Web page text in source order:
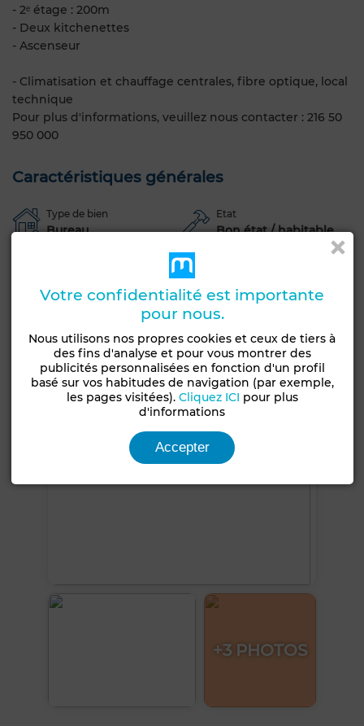
- 2ᵉ étage : 200m
- Deux kitchenettes
- Ascenseur
- Climatisation et chauffage centrales, fibre optique, local
technique
Pour plus d'informations, veuillez nous contacter : 216 50
950 000
Caractéristiques générales
Type de bien
Bureau
Etat
Bon état / habitable
Concierge
Cuisine équipée
Voir plus de photos
+3 PHOTOS
Votre confidentialité est importante
pour nous.
Nous utilisons nos propres cookies et ceux de tiers à
des fins d'analyse et pour vous montrer des
publicités personnalisées en fonction d'un profil
basé sur vos habitudes de navigation (par exemple,
les pages visitées). Cliquez ICI pour plus
d'informations
Accepter